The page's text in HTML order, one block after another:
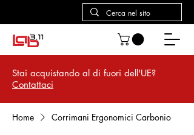
Stai acquistando al di fuori dell'UE?
Contattaci
Home Corrimani Ergonomici Carbonio